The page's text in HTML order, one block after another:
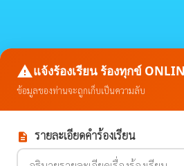
report_problemแจ้งร้องเรียน ร้องทุกข์
ข้อมูลของท่านจะถูกเก็บเป็นความลับ
description รายละเอียดคำร้องเรียน